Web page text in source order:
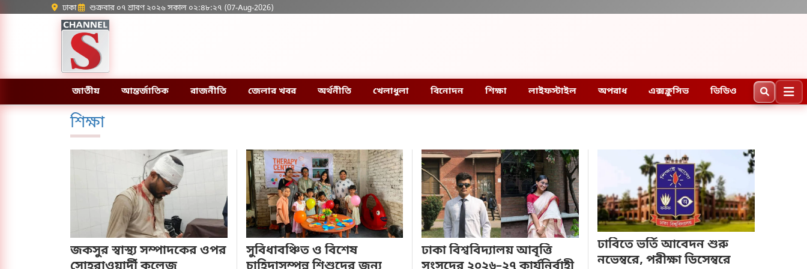
ঢাকা শুক্রবার ০৭ শ্রাবণ ২০২৬ সকাল ০২:৪৮:২৭ (07-Aug-2026)
জাতীয় আন্তর্জাতিক রাজনীতি জেলার খবর অর্থনীতি খেলাধুলা বিনোদন শিক্ষা লাইফস্টাইল অপরাধ এক্সক্লুসিভ ভিডিও
শিক্ষা
জকসুর স্বাস্থ্য সম্পাদকের ওপর
সুবিধাবঞ্চিত ও বিশেষ
ঢাকা বিশ্ববিদ্যালয় আবৃত্তি
ঢাবিতে ভর্তি আবেদন শুরু
নভেম্বরে, পরীক্ষা ডিসেম্বরে